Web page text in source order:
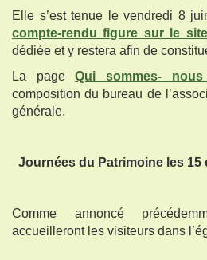
Elle s’est tenue le vendredi 8
compte-rendu figure sur le site
dédiée et y restera afin de
La pageQui sommes-
composition du bureau de
générale.
Journées du Patrimoine les 15
Comme annoncé
accueilleront les visiteurs dans